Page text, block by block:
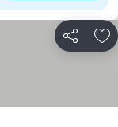
Partilhar